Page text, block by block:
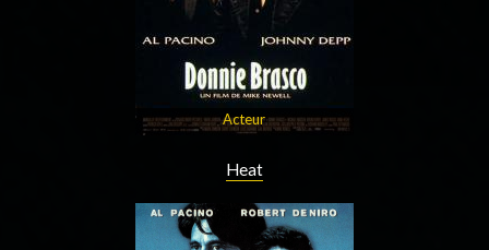
Acteur
Heat